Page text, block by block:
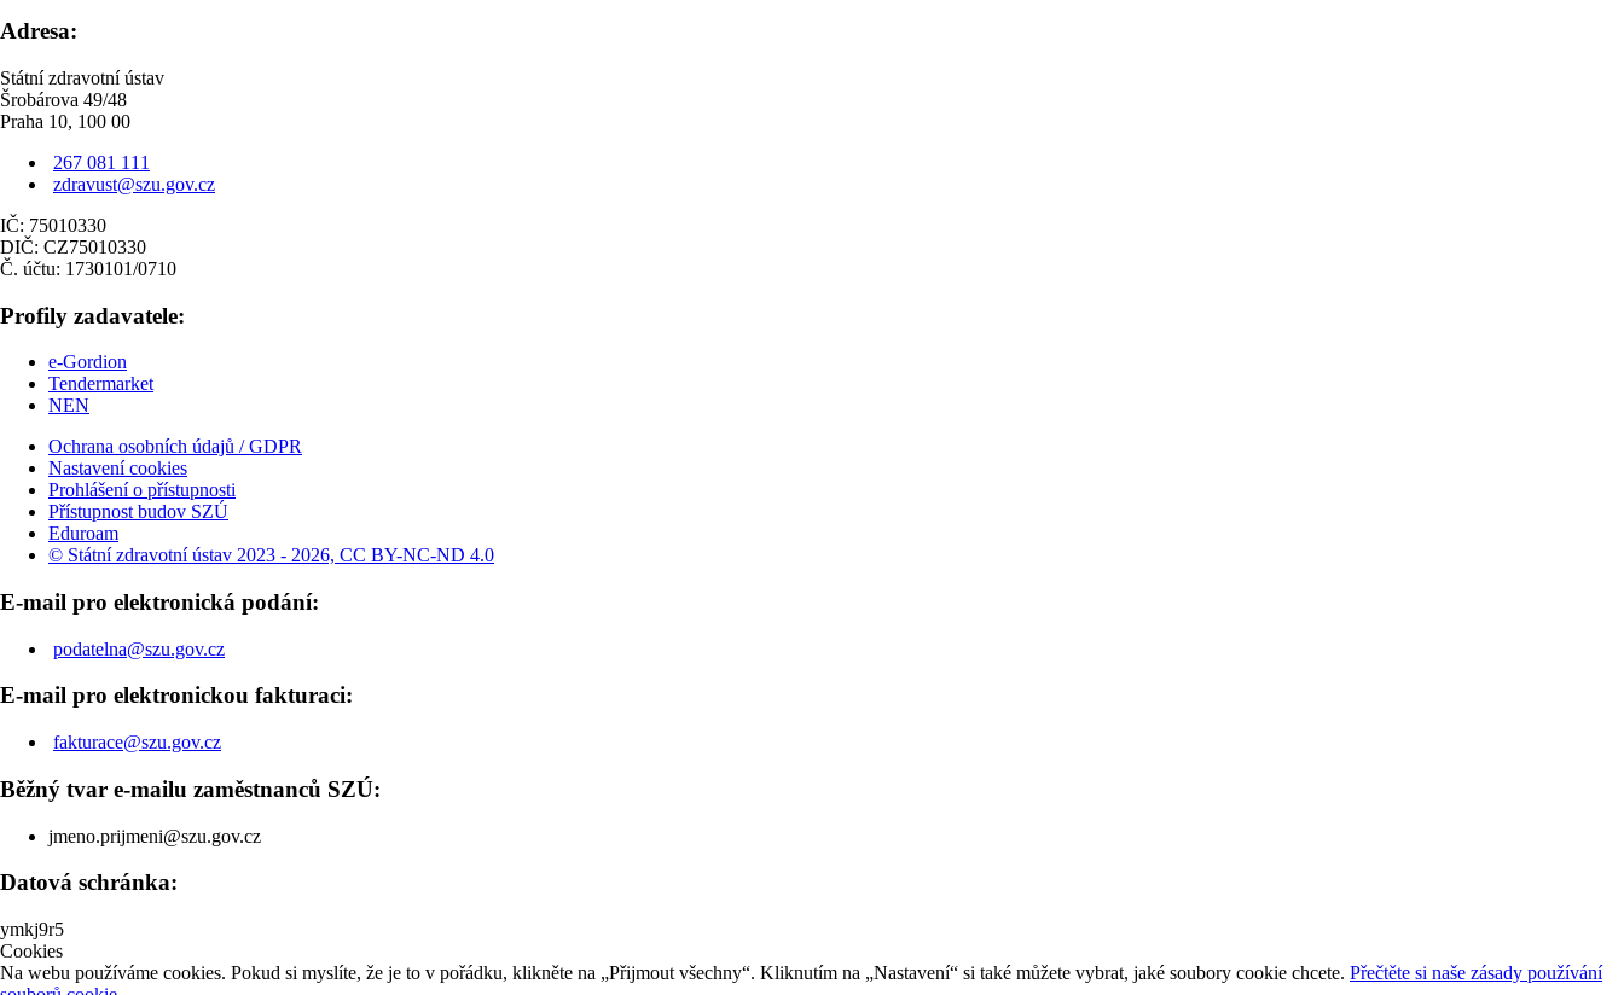
Adresa:
Státní zdravotní ústav
Šrobárova 49/48
Praha 10, 100 00
267 081 111
zdravust@szu.gov.cz
IČ: 75010330
DIČ: CZ75010330
Č. účtu: 1730101/0710
Profily zadavatele:
e-Gordion
Tendermarket
NEN
Ochrana osobních údajů / GDPR
Nastavení cookies
Prohlášení o přístupnosti
Přístupnost budov SZÚ
Eduroam
© Státní zdravotní ústav 2023 - 2026, CC BY-NC-ND 4.0
E-mail pro elektronická podání:
podatelna@szu.gov.cz
E-mail pro elektronickou fakturaci:
fakturace@szu.gov.cz
Běžný tvar e-mailu zaměstnanců SZÚ:
jmeno.prijmeni@szu.gov.cz
Datová schránka:
ymkj9r5
Cookies
Na webu používáme cookies. Pokud si myslíte, že je to v pořádku, klikněte na „Přijmout všechny“. Kliknutím na „Nastavení“ si také můžete vybrat, jaké soubory cookie chcete. Přečtěte si naše zásady používání